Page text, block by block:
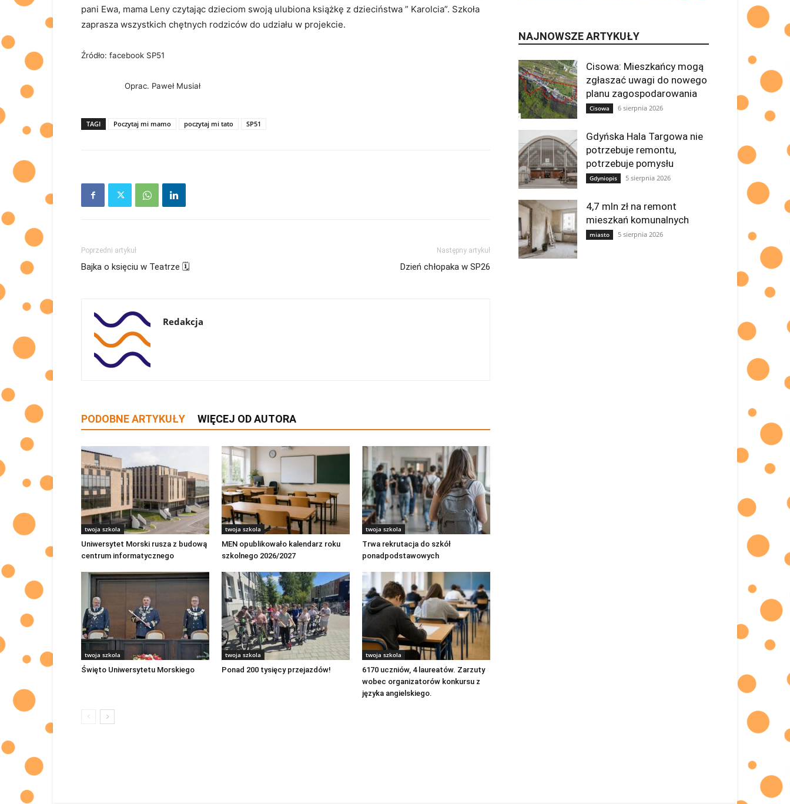
pani Ewa, mama Leny czytając dzieciom swoją ulubiona książkę z dzieciństwa ” Karolcia”. Szkoła
zaprasza wszystkich chętnych rodziców do udziału w projekcie.
Źródło: facebook SP51
Oprac. Paweł Musiał
TAGI Poczytaj mi mamo poczytaj mi tato SP51
Poprzedni artykuł
Bajka o księciu w Teatrze 🗓
Następny artykuł
Dzień chłopaka w SP26
Redakcja
PODOBNE ARTYKUŁY WIĘCEJ OD AUTORA
twoja szkola
Uniwersytet Morski rusza z budową
centrum informatycznego
twoja szkola
MEN opublikowało kalendarz roku
szkolnego 2026/2027
twoja szkola
Trwa rekrutacja do szkół
ponadpodstawowych
twoja szkola
Święto Uniwersytetu Morskiego
twoja szkola
Ponad 200 tysięcy przejazdów!
twoja szkola
6170 uczniów, 4 laureatów. Zarzuty
wobec organizatorów konkursu z
języka angielskiego.
NAJNOWSZE ARTYKUŁY
Cisowa: Mieszkańcy mogą
zgłaszać uwagi do nowego
planu zagospodarowania
Cisowa 6 sierpnia 2026
Gdyńska Hala Targowa nie
potrzebuje remontu,
potrzebuje pomysłu
Gdyniopis 5 sierpnia 2026
4,7 mln zł na remont
mieszkań komunalnych
miasto 5 sierpnia 2026